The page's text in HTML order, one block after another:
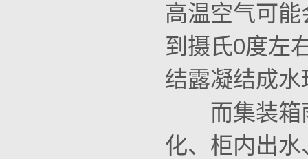
高温空气可
到摄氏0度左
结露凝结成水
而集装箱雨
化、柜内出